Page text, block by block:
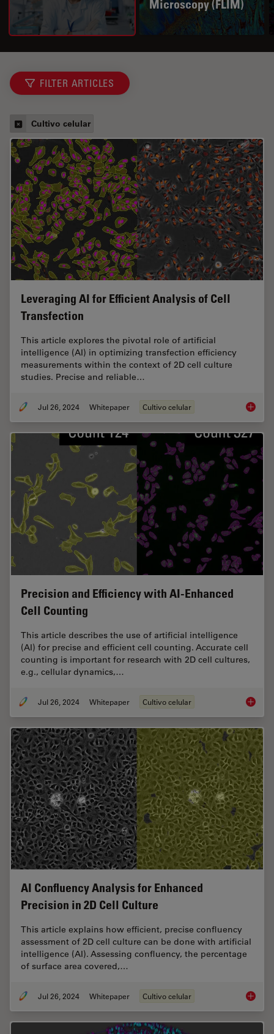
Microscopy (FLIM)
FILTER ARTICLES
Cultivo celular
Leveraging AI for Efficient Analysis of Cell
Transfection
This article explores the pivotal role of artificial
intelligence (AI) in optimizing transfection efficiency
measurements within the context of 2D cell culture
studies. Precise and reliable…
Jul 26, 2024 Whitepaper Cultivo celular
Precision and Efficiency with AI-Enhanced
Cell Counting
This article describes the use of artificial intelligence
(AI) for precise and efficient cell counting. Accurate cell
counting is important for research with 2D cell cultures,
e.g., cellular dynamics,…
Jul 26, 2024 Whitepaper Cultivo celular
AI Confluency Analysis for Enhanced
Precision in 2D Cell Culture
This article explains how efficient, precise confluency
assessment of 2D cell culture can be done with artificial
intelligence (AI). Assessing confluency, the percentage
of surface area covered,…
Jul 26, 2024 Whitepaper Cultivo celular AI